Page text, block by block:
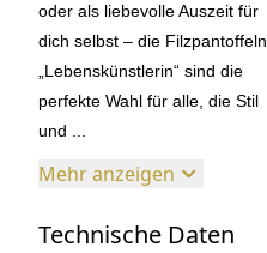
oder als liebevolle Auszeit für
dich selbst – die Filzpantoffeln
„Lebenskünstlerin“ sind die
perfekte Wahl für alle, die Stil
und ...
Mehr anzeigen
Technische Daten